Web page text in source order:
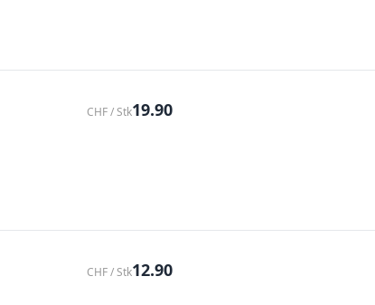
CHF / Stk19.90
CHF / Stk12.90